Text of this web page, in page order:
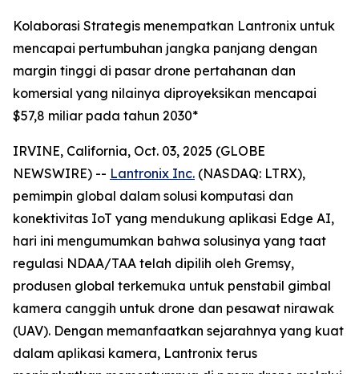
Kolaborasi Strategis menempatkan Lantronix untuk
mencapai pertumbuhan jangka panjang dengan
margin tinggi di pasar drone pertahanan dan
komersial yang nilainya diproyeksikan mencapai
$57,8 miliar pada tahun 2030*
IRVINE, California, Oct. 03, 2025 (GLOBE
NEWSWIRE) -- Lantronix Inc. (NASDAQ: LTRX),
pemimpin global dalam solusi komputasi dan
konektivitas IoT yang mendukung aplikasi Edge AI,
hari ini mengumumkan bahwa solusinya yang taat
regulasi NDAA/TAA telah dipilih oleh Gremsy,
produsen global terkemuka untuk penstabil gimbal
kamera canggih untuk drone dan pesawat nirawak
(UAV). Dengan memanfaatkan sejarahnya yang kuat
dalam aplikasi kamera, Lantronix terus